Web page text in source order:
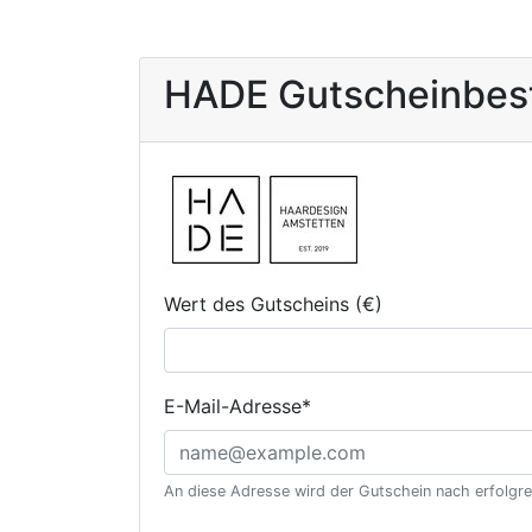
HADE
Wert des Gutscheins (€)
E-Mail-Adresse*
An diese Adresse wird der Gutschein nach